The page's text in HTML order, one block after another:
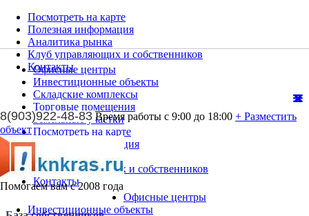
Посмотреть на карте
Полезная информация
Аналитика рынка
Клуб управляющих и собственников
Контакты
8(903)922-48-83 Время работы с 9:00 до 18:00 + Разместить
объект
Помогаем вам с 2008 года
Офисные центры
Инвестиционные объекты
Офисные центры
Инвестиционные объекты
Складские комплексы
Торговые помещения
Земельные участки
Посмотреть на карте
Полезная информация
Аналитика рынка
Клуб управляющих и собственников
Контакты